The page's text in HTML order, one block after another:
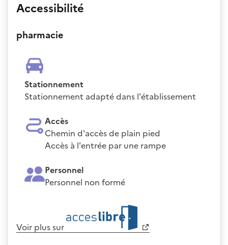
Accessibilité
pharmacie
Stationnement
Stationnement adapté dans l'établissement
Accès
Chemin d'accès de plain pied
Accès à l'entrée par une rampe
Personnel
Personnel non formé
Voir plus sur